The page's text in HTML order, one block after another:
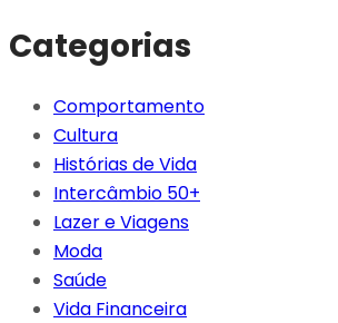
Categorias
Comportamento
Cultura
Histórias de Vida
Intercâmbio 50+
Lazer e Viagens
Moda
Saúde
Vida Financeira